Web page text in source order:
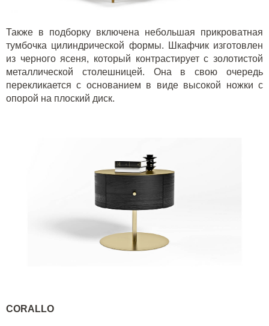
Также в подборку включена небольшая прикроватная
тумбочка цилиндрической формы. Шкафчик изготовлен
из черного ясеня, который контрастирует с золотистой
металлической столешницей. Она в свою очередь
перекликается с основанием в виде высокой ножки с
опорой на плоский диск.
CORALLO